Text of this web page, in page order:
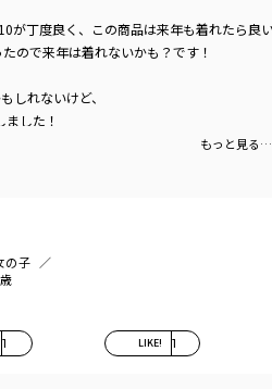
が丁度良く、この商品は来年も着れたら良
ので来年は着れないかも？です！
しれないけど、
した！
もっと見る…
の子
1 LIKE! 1